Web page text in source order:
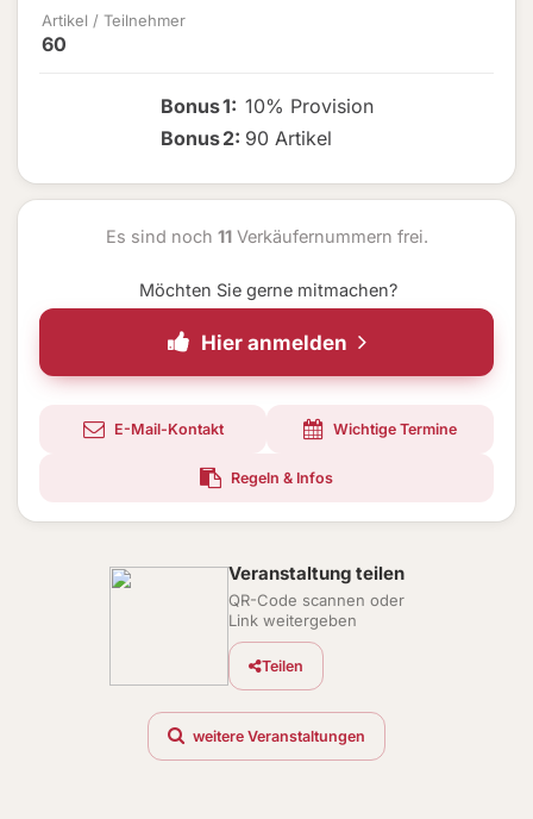
Artikel / Teilnehmer
60
Bonus1: 10% Provision
Bonus2: 90 Artikel
Es sind noch 11Verkäufernummern frei.
Möchten Sie gerne mitmachen?
Hier anmelden
E-Mail-Kontakt Wichtige Termine
Regeln & Infos
Veranstaltung teilen
QR-Code scannen oder
Link weitergeben
Teilen
weitere Veranstaltungen